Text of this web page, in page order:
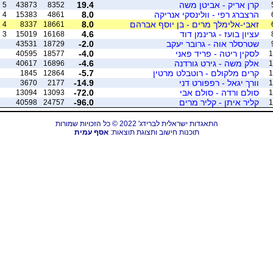
קרן אריק - אביטן משה 19.4
8352
43873
5
הרצברג רפי - וולינסקי אנריקה 8.0
4861
15383
4
זאבי-אלימלך מרים - בן יוסף אברהם 8.0
18661
8337
4
עציון בועז - גרינמן דוד 4.6
16168
15019
3
שטרסלר אוה - גרובר יעקב -2.0
18729
43531
לסקין ריטה - פריד פאני -4.0
18577
40595
אלק משה - גירט גורדנה -4.6
16896
40617
קרים מלקולם - רוטבלט מרטין -5.7
12864
1845
וורך יגאל - רפפורט דני -14.9
2177
3670
סולם ורדה - סולם אבי -72.0
13093
13094
קליר איתן - קליר מרים -96.0
24757
40598
התאגדות ישראלית לברידג' 2022 © כל הזכויות שמורות
תוכנות חישוב ותצוגת תוצאות:אסף עמית